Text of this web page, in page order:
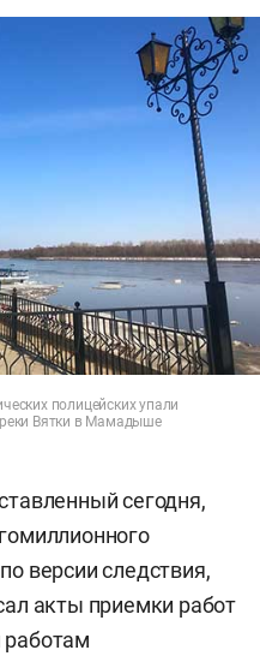
полицейских упали
реки Вятки в Мамадыше
сегодня,
версии следствия,
акты приемки работ
работам